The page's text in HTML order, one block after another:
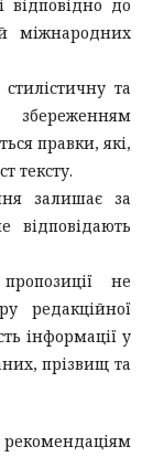
відповідно до
міжнародних
та
збереженням
правки, які,
тексту.
залишає за
відповідають
не
редакційної
інформації у
прізвищ та